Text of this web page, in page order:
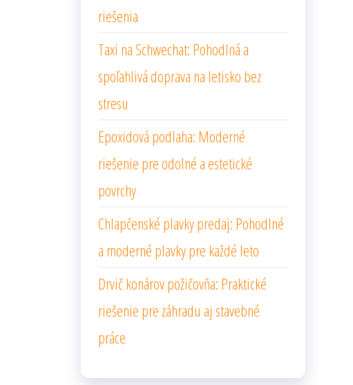
riešenia
Taxi na Schwechat: Pohodlná a
spoľahlivá doprava na letisko bez
stresu
Epoxidová podlaha: Moderné
riešenie pre odolné a estetické
povrchy
Chlapčenské plavky predaj: Pohodlné
a moderné plavky pre každé leto
Drvič konárov požičovňa: Praktické
riešenie pre záhradu aj stavebné
práce